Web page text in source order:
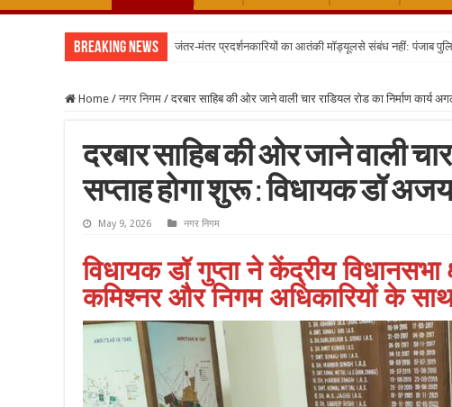
Breaking News जंतर-मंतर प्रदर्शनकारियों का आतंकी मॉड्यूलसे संबंध नहीं: पंजाब
Home / नगर निगम / दरबार साहिब की ओर जाने वाली चार राडियल रोड का निर्माण कार्य
दरबार साहिब की ओर जाने वाली
सप्ताह होगा शुरू : विधायक डॉ अजय
May 9, 2026 नगर निगम
विधायक डॉ गुप्ता ने केंद्रीय
कमिश्नर और निगम अधिकारियों के